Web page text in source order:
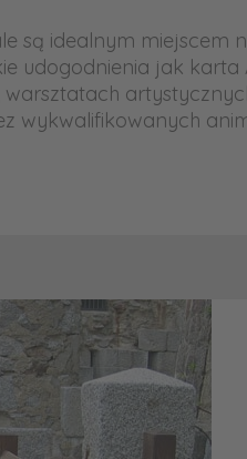
są idealnym miejscem
udogodnienia jak
wykwalifikowanych